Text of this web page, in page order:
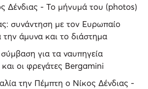
Δένδιας - Το μήνυμά του (photos)
συνάντηση με τον Ευρωπαίο
την άμυνα και το διάστημα
για τα ναυπηγεία
οι φρεγάτες Bergamini
την Πέμπτη ο Νίκος Δένδιας -